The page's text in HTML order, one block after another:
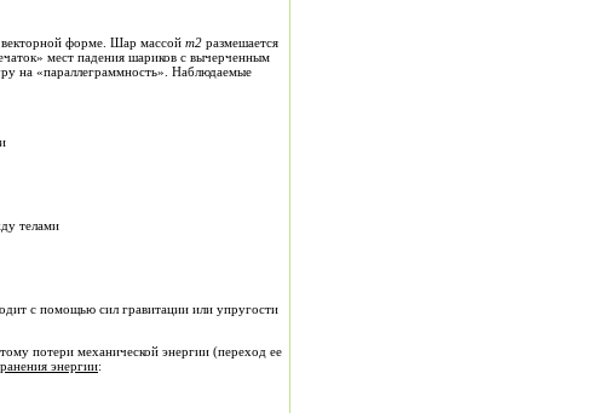
векторной форме. Шар массой m2 размешается
мест падения шариков с вычерченным
на «параллеграммность». Наблюдаемые
телами
с помощью сил гравитации или упругости
потери механической энергии (переход ее
энергии: